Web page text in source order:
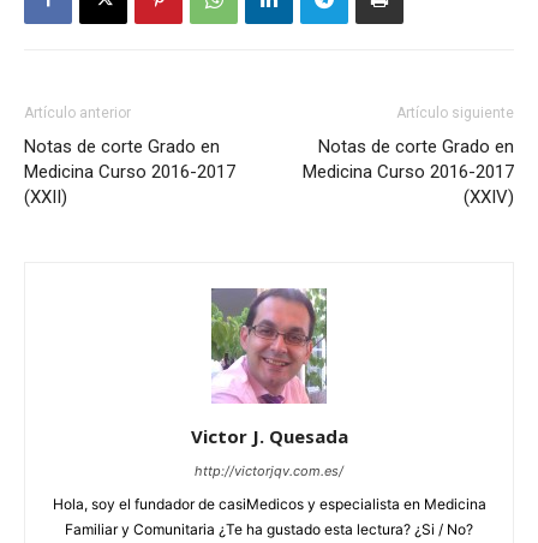
Artículo anterior
Notas de corte Grado en
Medicina Curso 2016-2017
(XXII)
Artículo siguiente
Notas de corte Grado en
Medicina Curso 2016-2017
(XXIV)
Victor J. Quesada
http://victorjqv.com.es/
Hola, soy el fundador de casiMedicos y especialista en Medicina
Familiar y Comunitaria ¿Te ha gustado esta lectura? ¿Si / No?